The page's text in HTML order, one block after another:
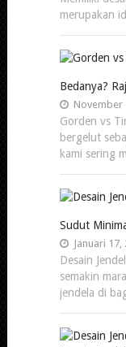
merupakan
Bedanya?
November
Gorden vs
bergelut
kami sering
Sudut
Januari 17,
Desain
semakin
jendela di